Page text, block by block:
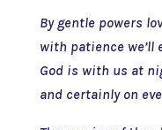
By gentle powers
with patience we’ll
God is with us at
and certainly on